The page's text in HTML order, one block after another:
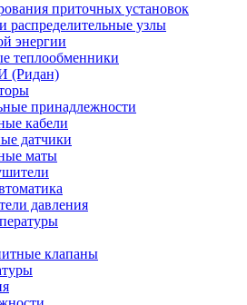
приточных установок
распределительные узлы
энергии
теплообменники
(Ридан)
принадлежности
кабели
датчики
маты
давления
клапаны